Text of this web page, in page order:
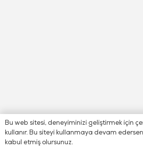
Bu web sitesi, deneyiminizi geliştirmek için
kullanır. Bu siteyi kullanmaya devam
kabul etmiş olursunuz.